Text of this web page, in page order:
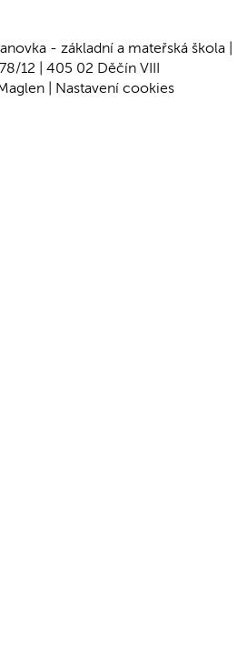
- základní a mateřská škola |
12 | 405 02 Děčín VIII
Nastavení cookies